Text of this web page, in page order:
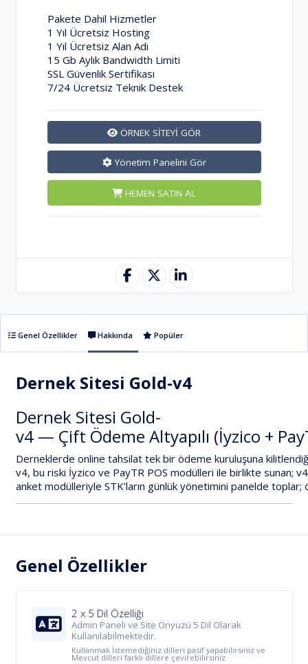
Pakete Dahil Hizmetler
1 Yıl Ücretsiz Hosting
1 Yıl Ücretsiz Alan Adı
15 Gb Aylık Bandwidth Limiti
SSL Güvenlik Sertifikası
7/24 Ücretsiz Teknik Destek
ÖRNEK SİTEYİ GÖR
Yönetim Panelini Gör
HEMEN SATIN AL
Genel Özellikler Hakkında Popüler
Dernek Sitesi Gold-v4
Dernek Sitesi Gold-
v4 — Çift Ödeme Altyapılı (İyzico +
Derneklerde online tahsilat tek bir ödeme kuruluşuna
v4, bu riski İyzico ve PayTR POS modülleri ile birlikte sunan; v4
anket modülleriyle STK’ların günlük yönetimini panelde toplar;
Genel Özellikler
2 x 5 Dil Özelliği
Admin Paneli ve Site Önyüzü 5 Dil Olarak
Kullanılabilmektedir.
Kullanmak İstemediğiniz dilleri pasif yapabilirsiniz ve
Mevcut dilleri farklı dillere çevirebilirsiniz.